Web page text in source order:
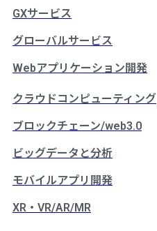
GXサービス
グローバルサービス
Webアプリケーション開発
クラウドコンピューティング
ブロックチェーン/web3.0
ビッグデータと分析
モバイルアプリ開発
XR・VR/AR/MR